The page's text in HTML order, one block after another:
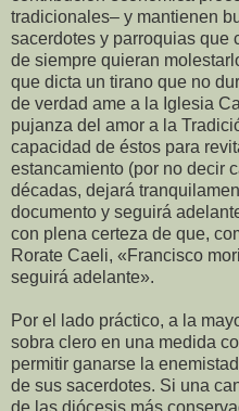
tradicionales– y mantienen
sacerdotes y parroquias que
de siempre quieran
que dicta un tirano que no
de verdad ame a la Iglesia
pujanza del amor a la
capacidad de éstos para
estancamiento (por no decir
décadas, dejará
documento y seguirá
con plena certeza de que,
Rorate Caeli, «Francisco
seguirá adelante».
Por el lado práctico, a la
sobra clero en una medida
permitir ganarse la
de sus sacerdotes. Si una
de las diócesis más